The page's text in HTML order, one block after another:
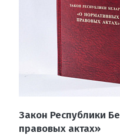
Закон Республики
правовых актах»